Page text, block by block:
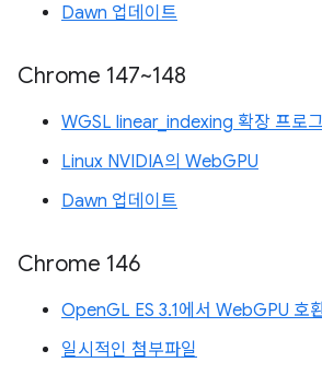
Dawn 업데이트
Chrome 147~148
WGSL linear_indexing 확장 프로
Linux NVIDIA의 WebGPU
Dawn 업데이트
Chrome 146
OpenGL ES 3.1에서 WebGPU 호
일시적인 첨부파일